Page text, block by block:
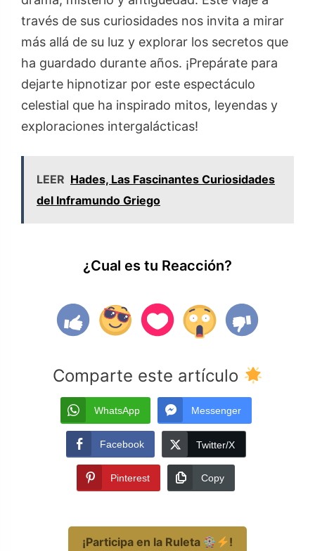
través de sus curiosidades nos invita a mirar
más allá de su luz y explorar los secretos que
ha guardado durante años. ¡Prepárate para
dejarte hipnotizar por este espectáculo
celestial que ha inspirado mitos, leyendas y
exploraciones intergalácticas!
LEER Hades, Las Fascinantes Curiosidades
del Inframundo Griego
¿Cual es tu Reacción?
Comparte este artículo
WhatsApp Messenger
Facebook Twitter/X
Pinterest Copy
¡Participa en la Ruleta !